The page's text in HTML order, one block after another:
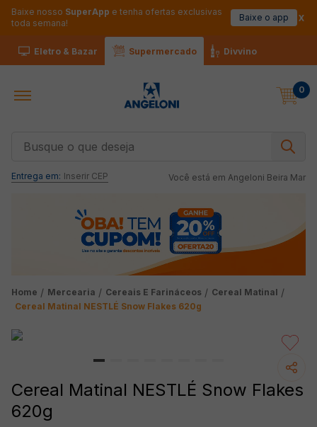
Baixe nosso SuperApp e tenha ofertas exclusivas
toda semana!
Baixe o app
Eletro & Bazar Supermercado Divvino
0
Você está em Angeloni Beira Mar
Entrega em: Inserir CEP
Mercearia Cereais E Farináceos
Cereal Matinal
Cereal Matinal NESTLÉ Snow Flakes 620g
Cereal Matinal NESTLÉ Snow Flakes
620g